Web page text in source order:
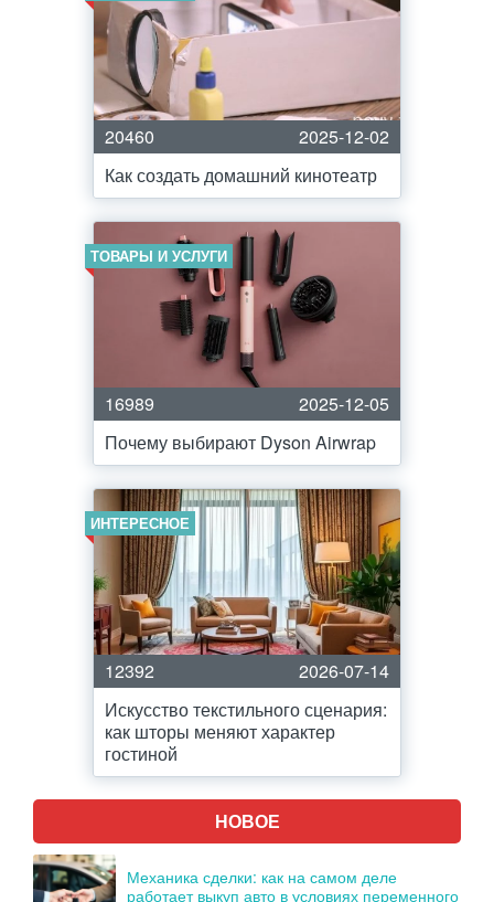
20460
2025-12-02
Как создать домашний кинотеатр
ТОВАРЫ И УСЛУГИ
16989
2025-12-05
Почему выбирают Dyson Airwrap
ИНТЕРЕСНОЕ
12392
2026-07-14
Искусство текстильного сценария:
как шторы меняют характер
гостиной
НОВОЕ
Механика сделки: как на самом деле
работает выкуп авто в условиях переменного